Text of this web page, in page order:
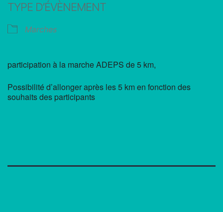
TYPE D’ÉVÈNEMENT
Marches
participation à la marche ADEPS de 5 km,
Possibilité d’allonger après les 5 km en fonction des
souhaits des participants